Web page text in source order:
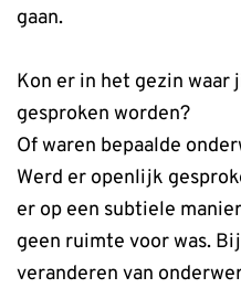
gaan.
Kon er in het gezin
gesproken worden?
Of waren bepaalde
Werd er openlijk
er op een subtiele
geen ruimte voor was.
veranderen van